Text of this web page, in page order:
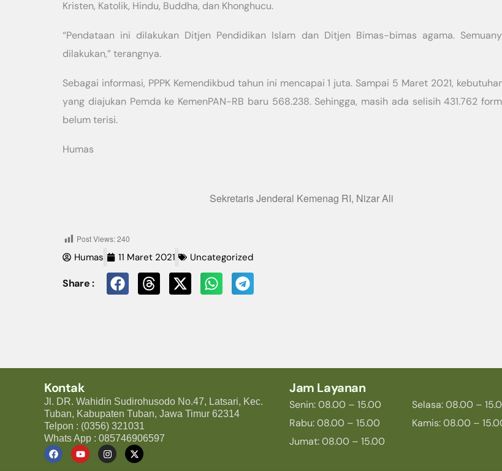
Kristen, Katolik, Hindu, Buddha, dan Khonghucu.
“Pendataan ini dilakukan Ditjen Pendidikan Islam dan Ditjen Bimas-bimas agama.
dilakukan,” terangnya.
Sebagai informasi, PPPK Kemendikbud tahun ini mencapai 1 juta. Sampai 5 Maret 2021,
yang diajukan Pemda ke KemenPAN-RB baru 568.238. Sehingga, masih ada selisih 431.762
belum terisi.
Humas
Sekretaris Jenderal Kemenag RI, Nizar Ali
Post Views:240
Humas 11 Maret 2021 Uncategorized
Share :
Kontak
Jl. DR. Wahidin Sudirohusodo No.47, Latsari, Kec.
Tuban, Kabupaten Tuban, Jawa Timur 62314
Telpon : (0356) 321031
Whats App : 085746906597
Jam Layanan
Senin: 08.00 – 15.00
Rabu: 08.00 – 15.00
Jumat: 08.00 – 15.00
Selasa: 08.00 –
Kamis: 08.00 –